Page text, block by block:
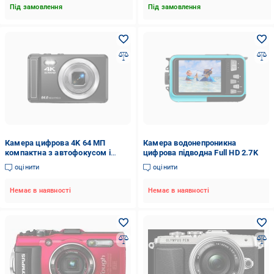
Під замовлення Під замовлення
Камера цифрова 4K 64 МП
компактна з автофокусом і
карткою пам'яті 32 Гб
оцінити
Немає в наявності
Камера водонепроникна
цифрова підводна Full HD 2.7K
оцінити
Немає в наявності